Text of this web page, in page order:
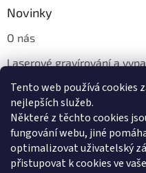
Tento web používá cookies
nejlepších služeb.
Některé z těchto cookies
fungování webu, jiné
optimalizovat uživatelský
přistupovat k cookies ve
Novinky
O nás
Laserové gravírování a
Proč jíst z přírodních
Volba